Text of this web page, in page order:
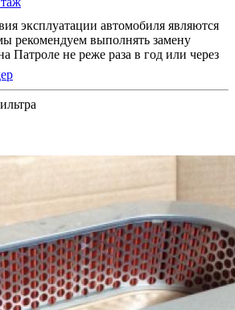
эксплуатации автомобиля являются
рекомендуем выполнять замену
Патроле не реже раза в год или через